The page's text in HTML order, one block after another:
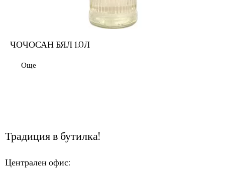
ЧОЧОСАН БЯЛ 1.0Л
Още
Традиция в бутилка!
Централен офис: